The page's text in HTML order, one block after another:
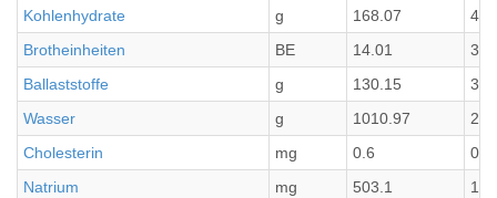
Kohlenhydrate
g 168.07
Brotheinheiten
BE 14.01
3.5
Ballaststoffe
g 130.15
Wasser
g 1010.97
Cholesterin
mg 0.6
Natrium
mg 503.1